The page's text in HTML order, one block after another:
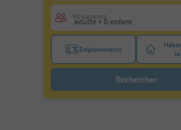
Voyageurs
Activez le bouton de filtre
Emplacements
Rechercher